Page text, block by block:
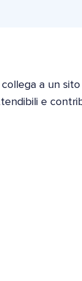
a un
e